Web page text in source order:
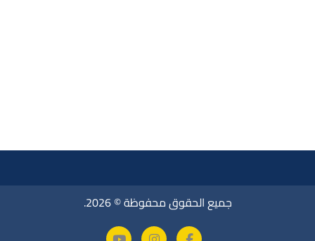
جميع الحقوق محفوظة © 2026.